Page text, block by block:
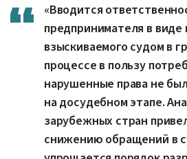
«Вводится
предпринимателя в
взыскиваемого судом в
процессе в пользу
нарушенные права не
на досудебном этапе.
зарубежных стран
снижению обращений в